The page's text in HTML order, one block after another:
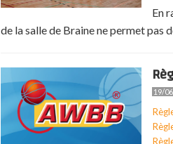
En
de la salle de Braine ne permet pas
19/